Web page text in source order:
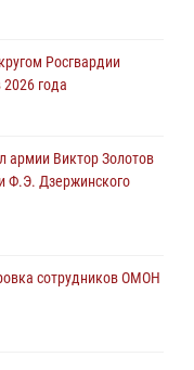
Росгвардии
года
армии Виктор Золотов
Ф.Э. Дзержинского
сотрудников ОМОН